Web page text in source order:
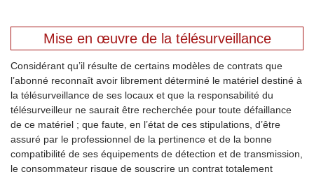
Mise en œuvre de la télésurveillance
Considérant qu’il résulte de certains modèles de contrats que
l’abonné reconnaît avoir librement déterminé le matériel destiné à
la télésurveillance de ses locaux et que la responsabilité du
télésurveilleur ne saurait être recherchée pour toute défaillance
de ce matériel ; que faute, en l’état de ces stipulations, d’être
assuré par le professionnel de la pertinence et de la bonne
compatibilité de ses équipements de détection et de transmission,
le consommateur risque de souscrire un contrat totalement